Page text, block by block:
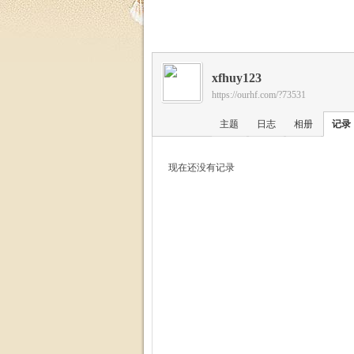
xfhuy123
https://ourhf.com/?73531
主题 日志 相册 记录
现在还没有记录